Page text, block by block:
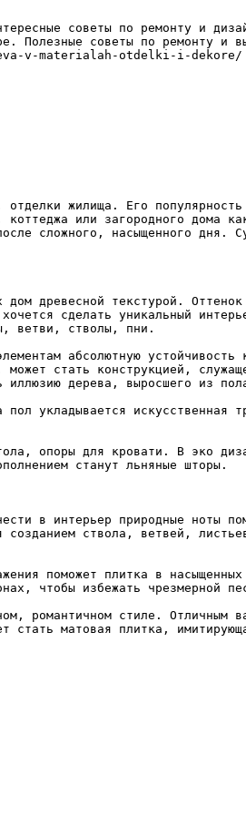
советы по ремонту и
советы по ремонту и
v-materialah-otdelki-i-dekore/
жилища. Его
или загородного дома
сложного, насыщенного дня.
древесной текстурой.
сделать уникальный
ветви, стволы, пни.
абсолютную
стать конструкцией,
иллюзию дерева, выросшего из
укладывается искусственная
опоры для кровати. В эко
станут льняные шторы.
в интерьер природные ноты
ствола, ветвей,
поможет плитка в
чтобы избежать чрезмерной
романтичном стиле. Отличным
стать матовая плитка,